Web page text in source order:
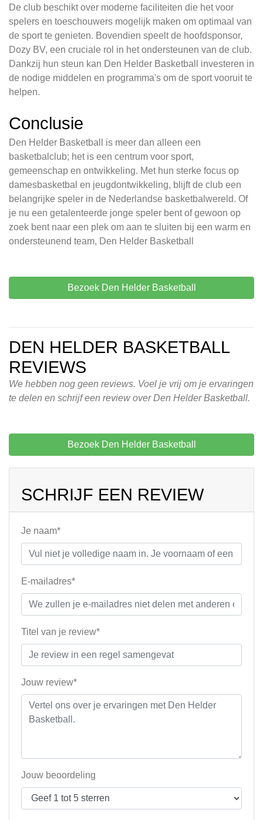
De club beschikt over moderne faciliteiten die het voor
spelers en toeschouwers mogelijk maken om optimaal van
de sport te genieten. Bovendien speelt de hoofdsponsor,
Dozy BV, een cruciale rol in het ondersteunen van de club.
Dankzij hun steun kan Den Helder Basketball investeren in
de nodige middelen en programma's om de sport vooruit te
helpen.
Conclusie
Den Helder Basketball is meer dan alleen een
basketbalclub; het is een centrum voor sport,
gemeenschap en ontwikkeling. Met hun sterke focus op
damesbasketbal en jeugdontwikkeling, blijft de club een
belangrijke speler in de Nederlandse basketbalwereld. Of
je nu een getalenteerde jonge speler bent of gewoon op
zoek bent naar een plek om aan te sluiten bij een warm en
ondersteunend team, Den Helder Basketball
Bezoek Den Helder Basketball
DEN HELDER BASKETBALL
REVIEWS
We hebben nog geen reviews. Voel je vrij om je ervaringen
te delen en schrijf een review over Den Helder Basketball.
Bezoek Den Helder Basketball
SCHRIJF EEN REVIEW
Je naam*
E-mailadres*
Titel van je review*
Jouw review*
Jouw beoordeling